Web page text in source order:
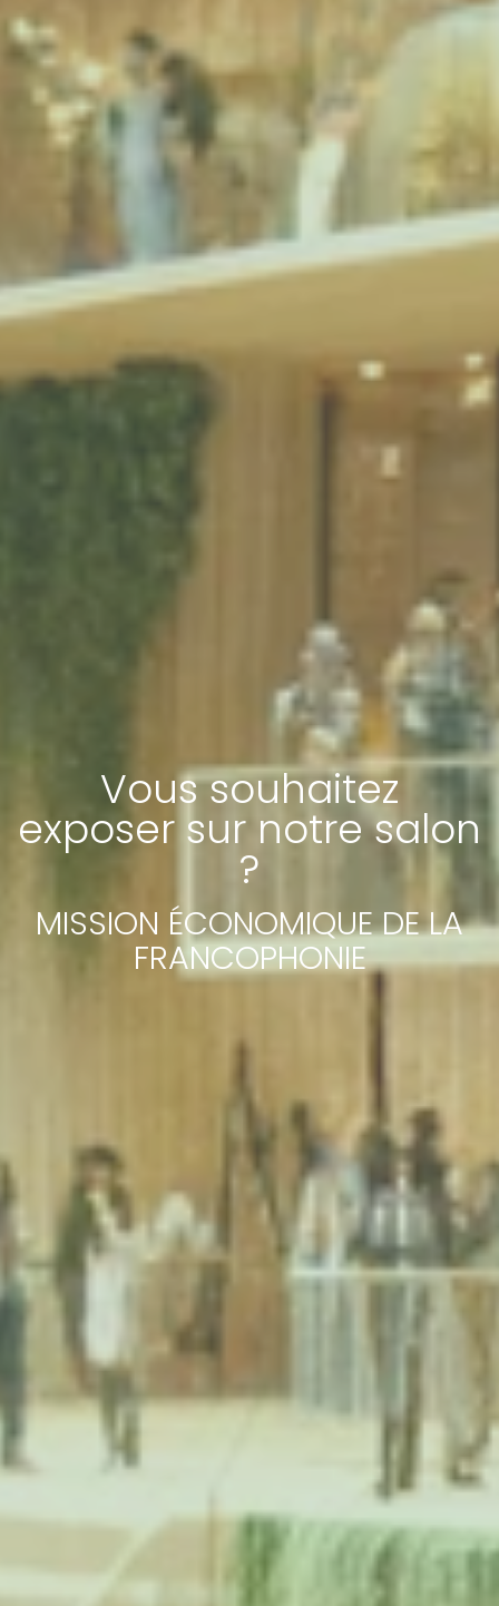
Vous souhaitez
exposer sur notre salon
?
MISSION ÉCONOMIQUE DE LA
FRANCOPHONIE